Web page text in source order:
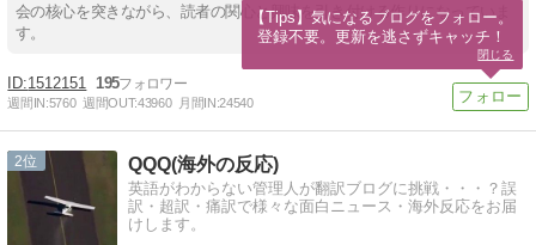
会の核心を突きながら、読者の関心と興味を引き付ける作りになっていま
す。
1512151 195
週間IN:5760 週間OUT:43960 月間IN:24540
2 QQQ(海外の反応)
英語がわからない管理人が翻訳ブログに挑戦・・・？誤
訳・超訳・痛訳で様々な面白ニュース・海外反応をお届
けします。
【Tips】気になるブログをフォロー。
登録不要。更新を逃さずキャッチ！
閉じる